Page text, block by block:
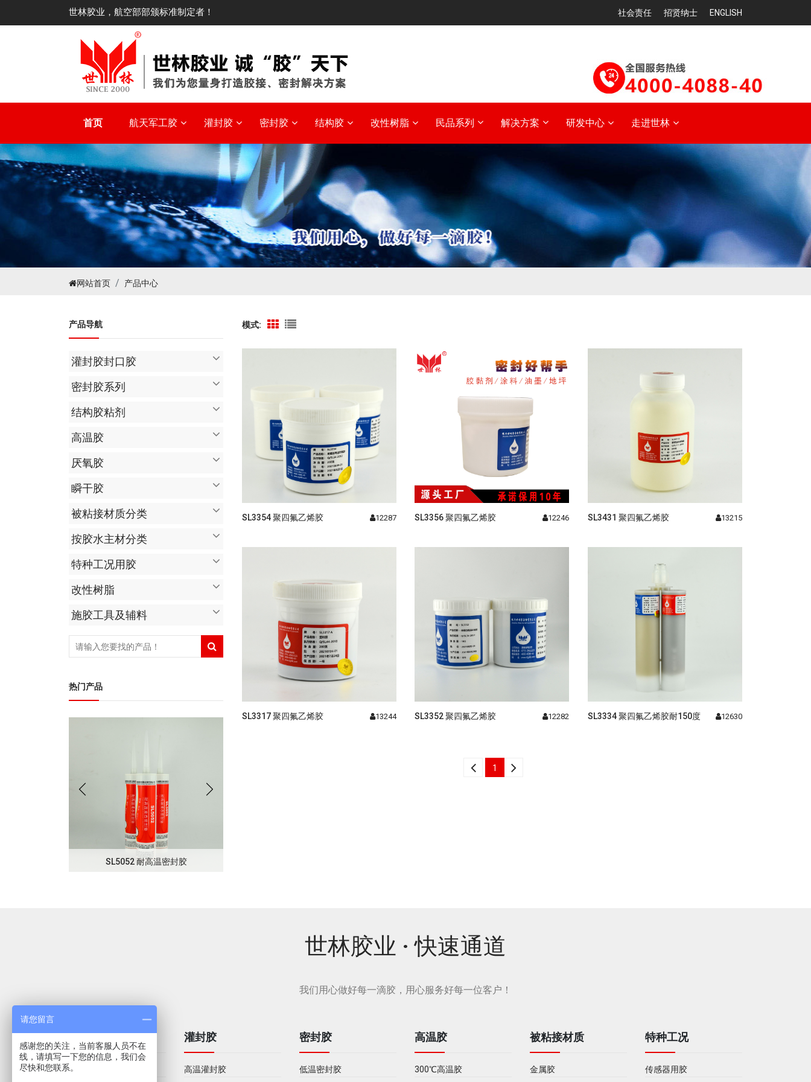
世林胶业，航空部部颁标准制定者！ 社会责任 招贤纳士 ENGLISH
首页 航天军工胶 灌封胶 密封胶 结构胶 改性树脂 民品系列 解决方案 研发中心 走进世林
网站首页 产品中心
产品导航
灌封胶封口胶
密封胶系列
结构胶粘剂
高温胶
厌氧胶
瞬干胶
被粘接材质分类
按胶水主材分类
特种工况用胶
改性树脂
施胶工具及辅料
热门产品
SL5052 耐高温密封胶
模式:
SL3354 聚四氟乙烯胶 12287 SL3356 聚四氟乙烯胶 12246 SL3431 聚四氟乙烯胶 13215
SL3317 聚四氟乙烯胶 13244 SL3352 聚四氟乙烯胶 12282 SL3334 聚四氟乙烯胶耐150度 12630
1
世林胶业 · 快速通道
我们用心做好每一滴胶，用心服务好每一位客户！
军工胶
液态密封垫
灌封胶
高温灌封胶
密封胶
低温密封胶
高温胶
300℃高温胶
被粘接材质
金属胶
特种工况
传感器用胶
请您留言
感谢您的关注，当前客服人员不在
线，请填写一下您的信息，我们会
尽快和您联系。